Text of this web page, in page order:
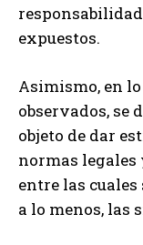
expuestos.
Asimismo, en
observados, se
objeto de dar
normas
entre las
a lo menos, las